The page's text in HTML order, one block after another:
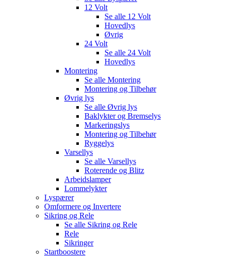
12 Volt
Se alle 12 Volt
Hovedlys
Øvrig
24 Volt
Se alle 24 Volt
Hovedlys
Montering
Se alle Montering
Montering og Tilbehør
Øvrig lys
Se alle Øvrig lys
Baklykter og Bremselys
Markeringslys
Montering og Tilbehør
Ryggelys
Varsellys
Se alle Varsellys
Roterende og Blitz
Arbeidslamper
Lommelykter
Lyspærer
Omformere og Invertere
Sikring og Rele
Se alle Sikring og Rele
Rele
Sikringer
Startboostere